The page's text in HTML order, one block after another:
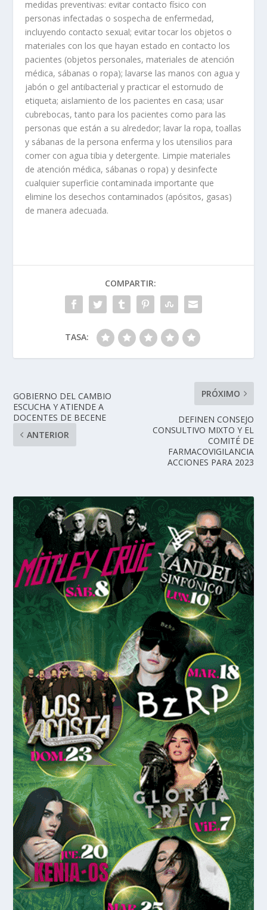
medidas preventivas: evitar contacto físico con
personas infectadas o sospecha de enfermedad,
incluyendo contacto sexual; evitar tocar los objetos o
materiales con los que hayan estado en contacto los
pacientes (objetos personales, materiales de atención
médica, sábanas o ropa); lavarse las manos con agua y
jabón o gel antibacterial y practicar el estornudo de
etiqueta; aislamiento de los pacientes en casa; usar
cubrebocas, tanto para los pacientes como para las
personas que están a su alrededor; lavar la ropa, toallas
y sábanas de la persona enferma y los utensilios para
comer con agua tibia y detergente. Limpie materiales
de atención médica, sábanas o ropa) y desinfecte
cualquier superficie contaminada importante que
elimine los desechos contaminados (apósitos, gasas)
de manera adecuada.
COMPARTIR:
TASA:
GOBIERNO DEL CAMBIO
ESCUCHA Y ATIENDE A
DOCENTES DE BECENE
ANTERIOR
PRÓXIMO
DEFINEN CONSEJO
CONSULTIVO MIXTO Y EL
COMITÉ DE
FARMACOVIGILANCIA
ACCIONES PARA 2023